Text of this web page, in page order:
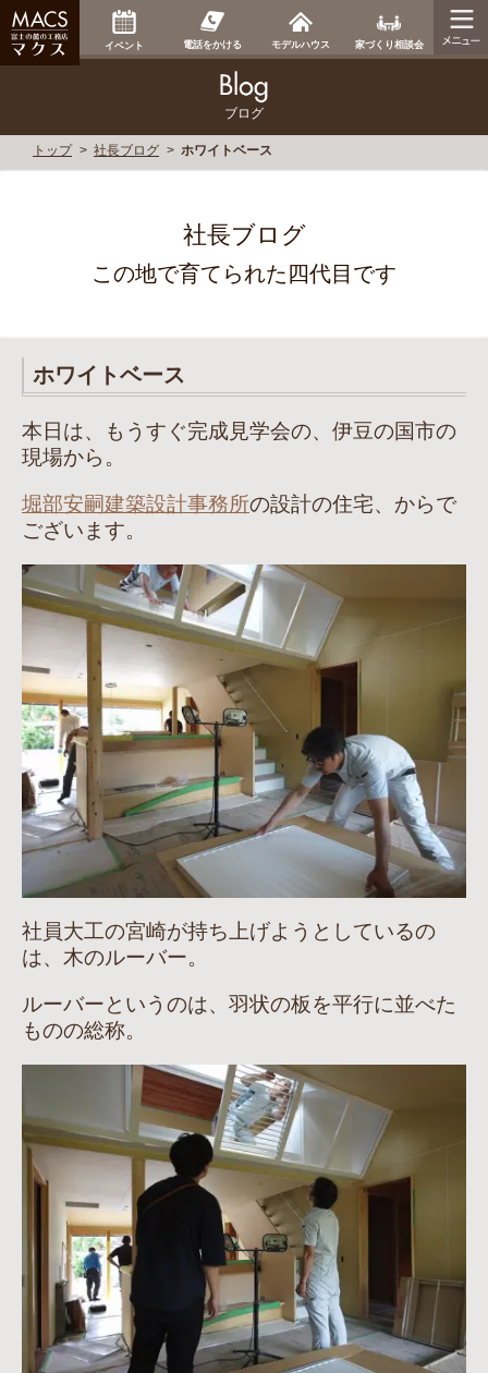
イベント 電話をかける モデルハウス 家づくり相談会
ブログ
トップ 社長ブログ ホワイトベース
社長ブログ
この地で育てられた四代目です
ホワイトベース
本日は、もうすぐ完成見学会の、伊豆の国市の
現場から。
堀部安嗣建築設計事務所の設計の住宅、からで
ございます。
社員大工の宮崎が持ち上げようとしているの
は、木のルーバー。
ルーバーというのは、羽状の板を平行に並べた
ものの総称。